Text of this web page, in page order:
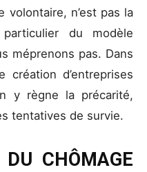
volontaire, n’est pas la
particulier du modèle
méprenons pas. Dans
d’entreprises
y règne la précarité,
tentatives de survie.
CHÔMAGE